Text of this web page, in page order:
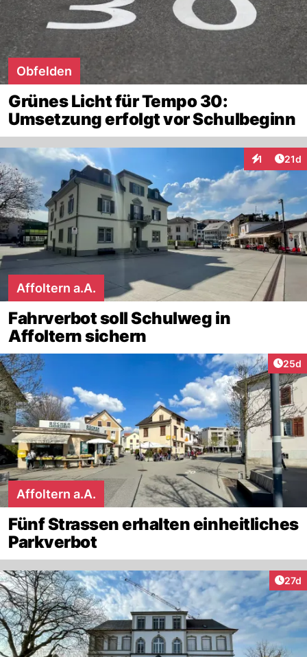
Obfelden
Grünes Licht für Tempo 30:
Umsetzung erfolgt vor Schulbeginn
1 21d
Affoltern a.A.
Fahrverbot soll Schulweg in
Affoltern sichern
25d
Affoltern a.A.
Fünf Strassen erhalten einheitliches
Parkverbot
27d